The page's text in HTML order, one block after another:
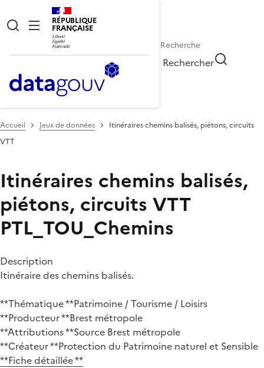
RÉPUBLIQUE
FRANÇAISE
Rechercher
Accueil Jeux de données
Itinéraires chemins balisés, piétons, circuits
VTT
Itinéraires chemins balisés,
piétons, circuits VTT
PTL_TOU_Chemins
Description
Itinéraire des chemins balisés.
**Thématique **Patrimoine / Tourisme / Loisirs
**Producteur **Brest métropole
**Attributions **Source Brest métropole
**Créateur **Protection du Patrimoine naturel et Sensible
**Fiche détaillée **